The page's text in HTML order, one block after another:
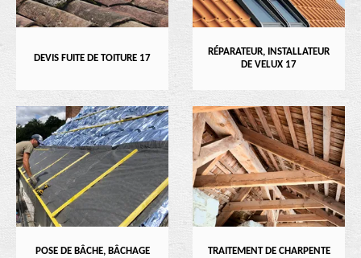
DEVIS FUITE DE TOITURE 17
RÉPARATEUR, INSTALLATEUR
DE VELUX 17
POSE DE BÂCHE, BÂCHAGE
TRAITEMENT DE CHARPENTE